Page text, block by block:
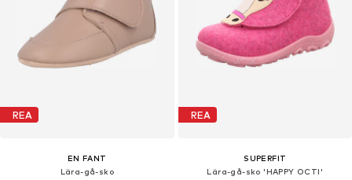
REA
EN FANT
Lära-gå-sko
REA
SUPERFIT
Lära-gå-sko 'HAPPY OCTI'